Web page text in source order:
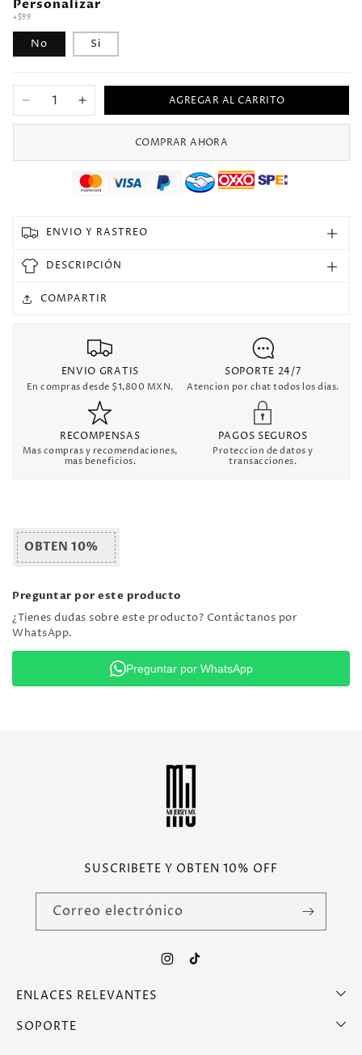
Personalizar
+$99
No Si
Reducir
cantidad
Jersey
Manchester
Local
Manga
larga
Versión
Fan
Aumentar
cantidad
Jersey
2009/10
Manchester
Local
larga
Fan
AGREGAR AL CARRITO
COMPRAR AHORA
ENVIO Y RASTREO
DESCRIPCIÓN
COMPARTIR
ENVIO GRATIS
En compras desde $1,800 MXN.
SOPORTE 24/7
Atencion por chat todos los dias.
RECOMPENSAS
Mas compras y recomendaciones,
mas beneficios.
PAGOS SEGUROS
Proteccion de datos y
transacciones.
OBTEN 10%
Preguntar por este producto
¿Tienes dudas sobre este producto? Contáctanos por
WhatsApp.
Preguntar por WhatsApp
SUSCRIBETE Y OBTEN 10% OFF
Correo electrónico
Instagram
TikTok
ENLACES RELEVANTES
SOPORTE